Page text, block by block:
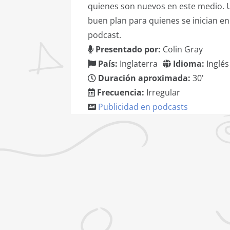
quienes son nuevos en este medio.
buen plan para quienes se inician en
podcast.
Presentado por: Colin Gray
País: Inglaterra Idioma: Inglés
Duración aproximada: 30'
Frecuencia: Irregular
Publicidad en podcasts